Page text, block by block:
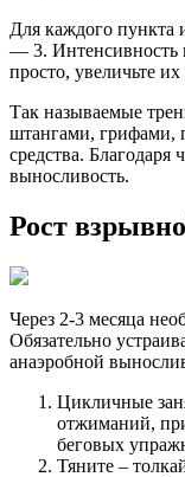
Для каждого пункта
— 3. Интенсивность
просто, увеличьте
Так называемые
штангами, грифами,
средства. Благодаря
выносливость.
Рост
Через 2-3 месяца
Обязательно
анаэробной
Цикличные
отжиманий,
беговых
Тяните –